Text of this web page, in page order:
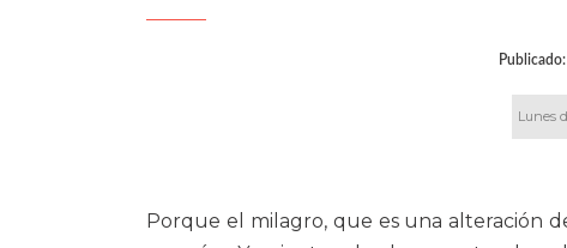
Publicado:
Lunes
Porque el milagro, que es una alteración